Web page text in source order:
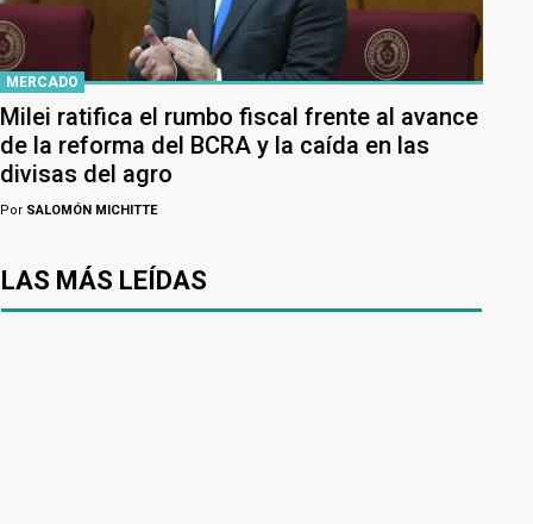
MERCADO
Milei ratifica el rumbo fiscal frente al avance
de la reforma del BCRA y la caída en las
divisas del agro
Por SALOMÓN MICHITTE
LAS MÁS LEÍDAS